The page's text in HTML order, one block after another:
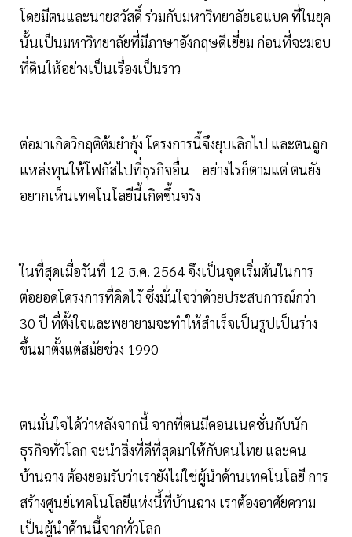
โดยมีตนและนายสวัสดิ์ ร่วมกับมหาวิทยาลัยเอแบค ที่ในยุค
นั้นเป็นมหาวิทยาลัยที่มีภาษาอังกฤษดีเยี่ยม ก่อนที่จะมอบ
ที่ดินให้อย่างเป็นเรื่องเป็นราว
ต่อมาเกิดวิกฤติต้มยำกุ้ง โครงการนี้จึงยุบเลิกไป และตนถูก
แหล่งทุนให้โฟกัสไปที่ธุรกิจอื่น อย่างไรก็ตามแต่ ตนยัง
อยากเห็นเทคโนโลยีนี้เกิดขึ้นจริง
ในที่สุดเมื่อวันที่ 12 ธ.ค. 2564 จึงเป็นจุดเริ่มต้นในการ
ต่อยอดโครงการที่คิดไว้ ซึ่งมั่นใจว่าด้วยประสบการณ์กว่า
30 ปี ที่ตั้งใจและพยายามจะทำให้สำเร็จเป็นรูปเป็นร่าง
ขึ้นมาตั้งแต่สมัยช่วง 1990
ตนมั่นใจได้ว่าหลังจากนี้ จากที่ตนมีคอนเนคชั่นกับนัก
ธุรกิจทั่วโลก จะนำสิ่งที่ดีที่สุดมาให้กับคนไทย และคน
บ้านฉาง ต้องยอมรับว่าเรายังไม่ใช่ผู้นำด้านเทคโนโลยี การ
สร้างศูนย์เทคโนโลยีแห่งนี้ที่บ้านฉาง เราต้องอาศัยความ
เป็นผู้นำด้านนี้จากทั่วโลก